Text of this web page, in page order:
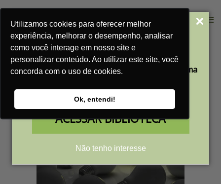
Acesse Nossa
Biblioteca Gratuita
Aprenda a transformar a sua empresa em uma
com nossos conteúdos gratuitos
ACESSAR BIBLIOTECA
Não tenho interesse
Utilizamos cookies para oferecer melhor
experiência, melhorar o desempenho, analisar
como você interage em nosso site e
personalizar conteúdo. Ao utilizar este site, você
concorda com o uso de cookies.
Ok, entendi!
Categorias: Blog
Home Blog Blog